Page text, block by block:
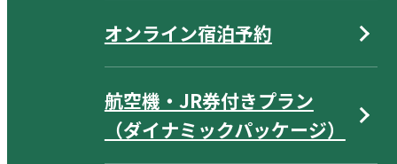
オンライン宿泊予約
航空機・JR券付きプラン
（ダイナミックパッケージ）